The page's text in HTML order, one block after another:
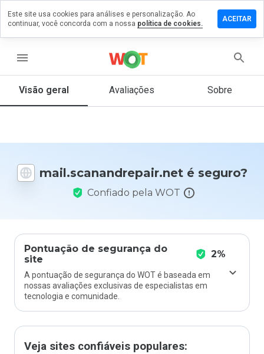
menu
Visão geral Avaliações Sobre
mail.scanandrepair.net é seguro?
Confiado pela WOT
Pontuação de segurança do
site
2%
A pontuação de segurança do WOT é baseada em
nossas avaliações exclusivas de especialistas em
tecnologia e comunidade.
Veja sites confiáveis populares:
comentário
De 1
nota
daria
este
Este site usa cookies para análises e personalização. Ao
continuar, você concorda com a nossa política de cookies.
ACEITAR